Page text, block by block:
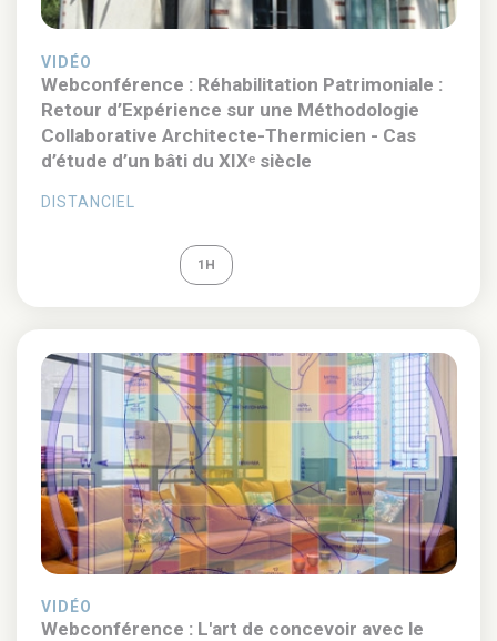
VIDÉO
Webconférence : Réhabilitation Patrimoniale :
Retour d’Expérience sur une Méthodologie
Collaborative Architecte-Thermicien - Cas
d’étude d’un bâti du XIXᵉ siècle
DISTANCIEL
1H
VIDÉO
Webconférence : L'art de concevoir avec le